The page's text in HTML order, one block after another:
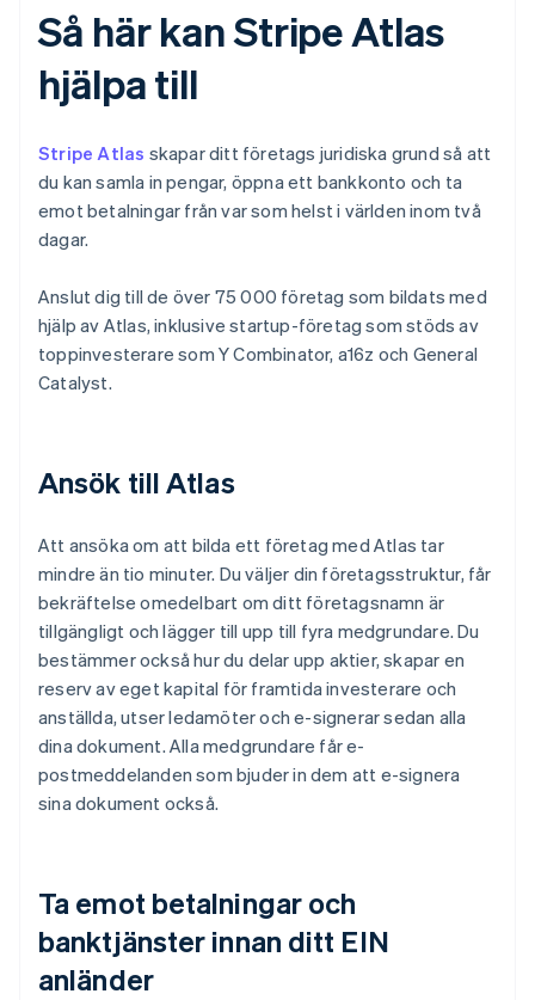
Så här kan Stripe Atlas
hjälpa till
Stripe Atlas skapar ditt företags juridiska grund så att
du kan samla in pengar, öppna ett bankkonto och ta
emot betalningar från var som helst i världen inom två
dagar.
Anslut dig till de över 75 000 företag som bildats med
hjälp av Atlas, inklusive startup-företag som stöds av
toppinvesterare som Y Combinator, a16z och General
Catalyst.
Ansök till Atlas
Att ansöka om att bilda ett företag med Atlas tar
mindre än tio minuter. Du väljer din företagsstruktur, får
bekräftelse omedelbart om ditt företagsnamn är
tillgängligt och lägger till upp till fyra medgrundare. Du
bestämmer också hur du delar upp aktier, skapar en
reserv av eget kapital för framtida investerare och
anställda, utser ledamöter och e-signerar sedan alla
dina dokument. Alla medgrundare får e-
postmeddelanden som bjuder in dem att e-signera
sina dokument också.
Ta emot betalningar och
banktjänster innan ditt EIN
anländer